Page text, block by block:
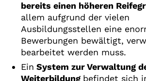
bereits einen höheren
allem aufgrund der vielen
Ausbildungsstellen eine
Bewerbungen bewältigt,
bearbeitet werden muss.
Ein System zur Verwaltung
Weiterbildung befindet sich